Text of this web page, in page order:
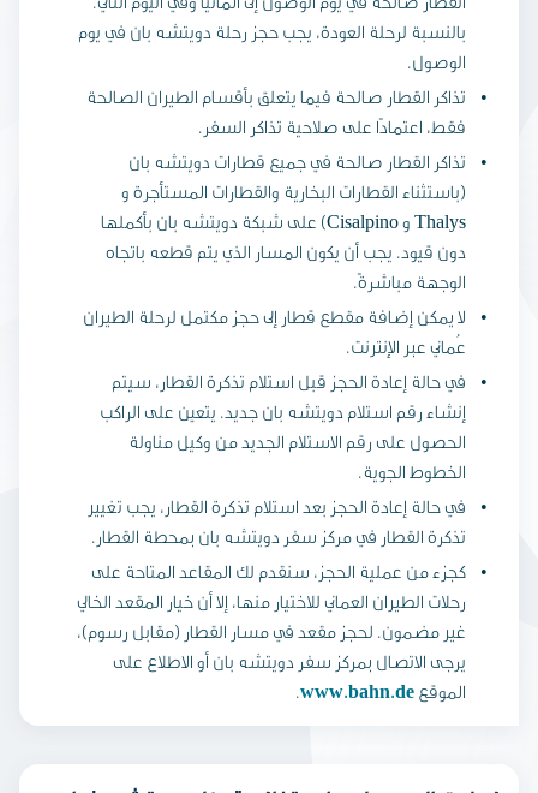
بالنسبة لرحلة العودة، يجب حجز رحلة دويتشه بان في يوم
الوصول.
تذاكر القطار صالحة فيما يتعلق بأقسام الطيران الصالحة
فقط، اعتمادًا على صلاحية تذاكر السفر.
تذاكر القطار صالحة في جميع قطارات دويتشه بان
(باستثناء القطارات البخارية والقطارات المستأجرة و
Thalys و Cisalpino) على شبكة دويتشه بان بأكملها
دون قيود. يجب أن يكون المسار الذي يتم قطعه باتجاه
الوجهة مباشرةً.
لا يمكن إضافة مقطع قطار إلى حجز مكتمل لرحلة الطيران
عُماني عبر الإنترنت.
في حالة إعادة الحجز قبل استلام تذكرة القطار، سيتم
إنشاء رقم استلام دويتشه بان جديد. يتعين على الراكب
الحصول على رقم الاستلام الجديد من وكيل مناولة
الخطوط الجوية.
في حالة إعادة الحجز بعد استلام تذكرة القطار، يجب تغيير
تذكرة القطار في مركز سفر دويتشه بان بمحطة القطار.
كجزء من عملية الحجز، سنقدم لك المقاعد المتاحة على
رحلات الطيران العماني للاختيار منها، إلا أن خيار المقعد الخالي
غير مضمون. لحجز مقعد في مسار القطار (مقابل رسوم)،
يرجى الاتصال بمركز سفر دويتشه بان أو الاطلاع على
الموقعwww.bahn.de
.